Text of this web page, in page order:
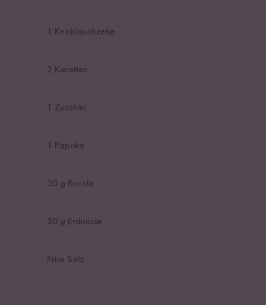
1 Knoblauchzehe
2 Karotten
1 Zucchini
1 Paprika
50 g Rucola
50 g Erdnüsse
Prise Salz